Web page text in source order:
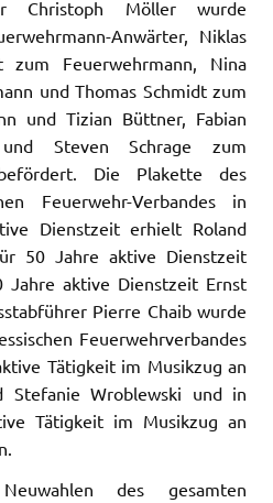
Christoph Möller wurde
Anwärter, Niklas
Feuerwehrmann, Nina
und Thomas Schmidt zum
und Tizian Büttner, Fabian
Steven Schrage zum
Die Plakette des
Feuerwehr-Verbandes in
Dienstzeit erhielt Roland
50 Jahre aktive Dienstzeit
aktive Dienstzeit Ernst
Pierre Chaib wurde
Feuerwehrverbandes
Tätigkeit im Musikzug an
Stefanie Wroblewski und in
Tätigkeit im Musikzug an
des gesamten